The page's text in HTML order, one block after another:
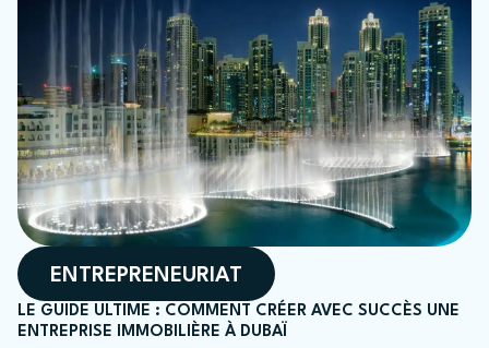
ENTREPRENEURIAT
LE GUIDE ULTIME : COMMENT CRÉER AVEC SUCCÈS UNE
ENTREPRISE IMMOBILIÈRE À DUBAÏ